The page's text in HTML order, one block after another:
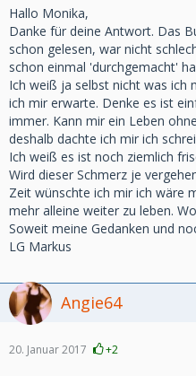
Hallo Monika,
Danke für deine Antwort. Das
schon gelesen, war nicht
schon einmal 'durchgemacht'
Ich weiß ja selbst nicht was ich
ich mir erwarte. Denke es ist
immer. Kann mir ein Leben
deshalb dachte ich mir ich
Ich weiß es ist noch ziemlich
Wird dieser Schmerz je
Zeit wünschte ich mir ich wäre
mehr alleine weiter zu leben.
Soweit meine Gedanken und
LG Markus
Angie64
20. Januar 2017 +2